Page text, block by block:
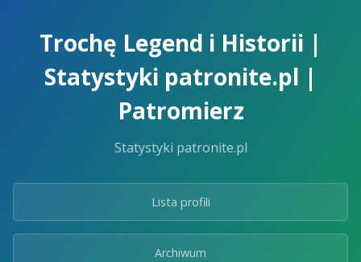
Trochę Legend i Historii |
Statystyki patronite.pl |
Patromierz
Statystyki patronite.pl
Lista profili
Archiwum